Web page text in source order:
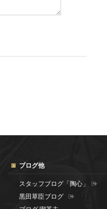
ブログ他
スタッフブログ「陶心」
黒田草臣ブログ